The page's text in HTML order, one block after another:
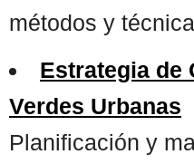
métodos y
Estrategia de
Verdes Urbanas
Planificación y